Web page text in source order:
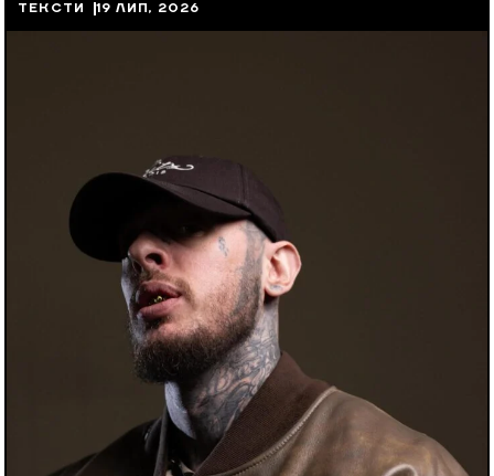
ТЕКСТИ 19 ЛИП, 2026